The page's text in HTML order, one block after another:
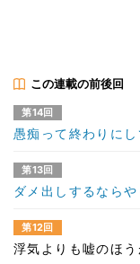
この連載の前後回
第14回
愚痴って終わりに
第13回
ダメ出しするなら
第12回
浮気よりも嘘のほう